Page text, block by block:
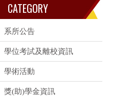
CATEGORY
系所公告
學位考試及離校資訊
學術活動
獎(助)學金資訊